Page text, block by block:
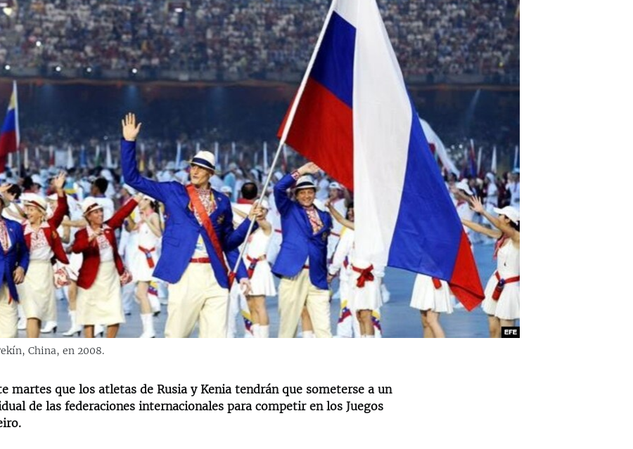
China, en 2008.
martes que los atletas de Rusia y Kenia tendrán que someterse a un
de las federaciones internacionales para competir en los Juegos